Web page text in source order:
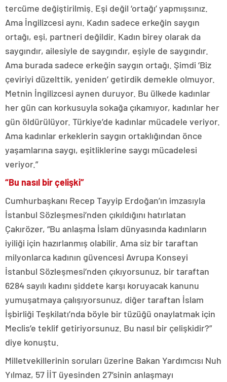
tercüme değiştirilmiş. Eşi değil ‘ortağı’ yapmışsınız.
Ama İngilizcesi aynı. Kadın sadece erkeğin saygın
ortağı, eşi, partneri değildir. Kadın birey olarak da
saygındır, ailesiyle de saygındır, eşiyle de saygındır.
Ama burada sadece erkeğin saygın ortağı. Şimdi ‘Biz
çeviriyi düzelttik, yeniden’ getirdik demekle olmuyor.
Metnin İngilizcesi aynen duruyor. Bu ülkede kadınlar
her gün can korkusuyla sokağa çıkamıyor, kadınlar her
gün öldürülüyor. Türkiye’de kadınlar mücadele veriyor.
Ama kadınlar erkeklerin saygın ortaklığından önce
yaşamlarına saygı, eşitliklerine saygı mücadelesi
veriyor.”
“Bu nasıl bir çelişki”
Cumhurbaşkanı Recep Tayyip Erdoğan’ın imzasıyla
İstanbul Sözleşmesi’nden çıkıldığını hatırlatan
Çakırözer, “Bu anlaşma İslam dünyasında kadınların
iyiliği için hazırlanmış olabilir. Ama siz bir taraftan
milyonlarca kadının güvencesi Avrupa Konseyi
İstanbul Sözleşmesi’nden çıkıyorsunuz, bir taraftan
6284 sayılı kadını şiddete karşı koruyacak kanunu
yumuşatmaya çalışıyorsunuz, diğer taraftan İslam
İşbirliği Teşkilatı’nda böyle bir tüzüğü onaylatmak için
Meclis’e teklif getiriyorsunuz. Bu nasıl bir çelişkidir?”
diye konuştu.
Milletvekillerinin soruları üzerine Bakan Yardımcısı Nuh
Yılmaz, 57 İİT üyesinden 27’sinin anlaşmayı